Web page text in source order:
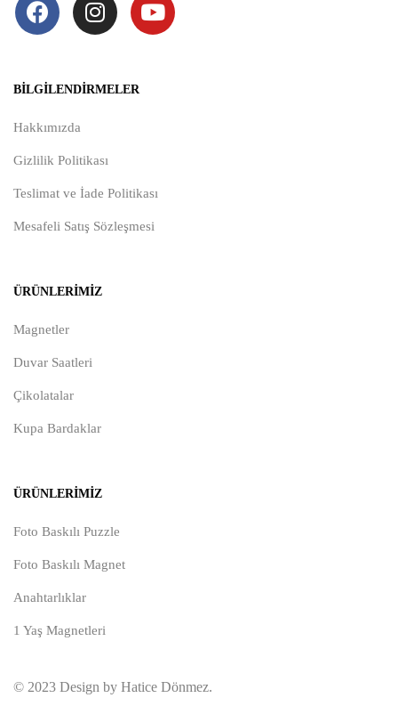
BILGILENDIRMELER
Hakkımızda
Gizlilik Politikası
Teslimat ve İade Politikası
Mesafeli Satış Sözleşmesi
ÜRÜNLERIMIZ
Magnetler
Duvar Saatleri
Çikolatalar
Kupa Bardaklar
ÜRÜNLERIMIZ
Foto Baskılı Puzzle
Foto Baskılı Magnet
Anahtarlıklar
1 Yaş Magnetleri
© 2023 Design by Hatice Dönmez.